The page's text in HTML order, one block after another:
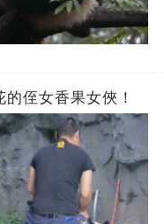
侄女香果女俠！